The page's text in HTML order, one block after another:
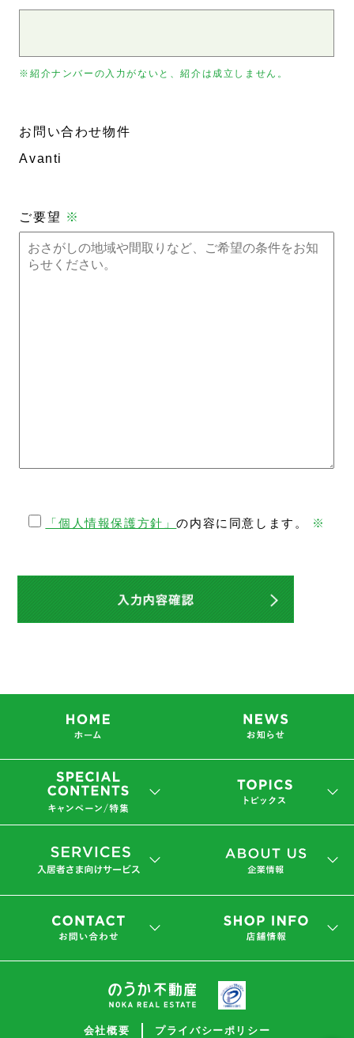
※紹介ナンバーの入力がないと、紹介は成立しません。
お問い合わせ物件
Avanti
ご要望 ※
「個人情報保護方針」の内容に同意します。 ※
会社概要 プライバシーポリシー